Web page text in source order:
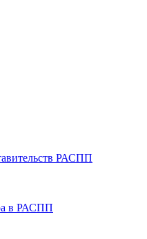
РАСПП
в РАСПП